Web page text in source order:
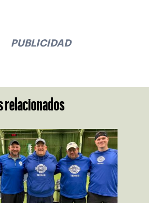
PUBLICIDAD
relacionados